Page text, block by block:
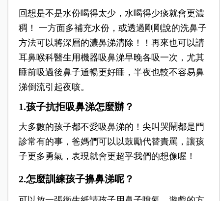
回想是不是水份喝得太少，水喝得少痰就會更濃
稠！ 一方面多補充水份，或透過剛剛說的洗鼻子
方法可以將深層的濃鼻涕清除！！再來也可以請
耳鼻喉科醫生用機器吸鼻涕早晚各吸一次，尤其
睡前吸過後鼻子通暢更好睡，半夜也較不容易鼻
涕倒流引起夜咳。
1.孩子抗拒吸鼻涕怎麼辦？
大多數的孩子都不愛吸鼻涕的！尖叫哭鬧都是門
診常有的事，爸媽們可以以鼓勵代替責罵，讓孩
子更多勇氣，表現就會更超乎我們的想像喔！
2.怎麼訓練孩子擤鼻涕呢？